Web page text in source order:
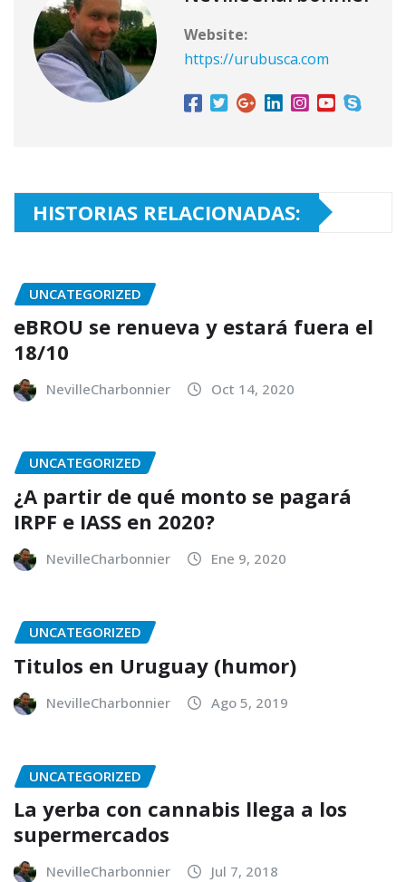
Website:
https://urubusca.com
HISTORIAS RELACIONADAS:
UNCATEGORIZED
eBROU se renueva y estará fuera el
18/10
NevilleCharbonnier Oct 14, 2020
UNCATEGORIZED
¿A partir de qué monto se pagará
IRPF e IASS en 2020?
NevilleCharbonnier Ene 9, 2020
UNCATEGORIZED
Titulos en Uruguay (humor)
NevilleCharbonnier Ago 5, 2019
UNCATEGORIZED
La yerba con cannabis llega a los
supermercados
NevilleCharbonnier Jul 7, 2018